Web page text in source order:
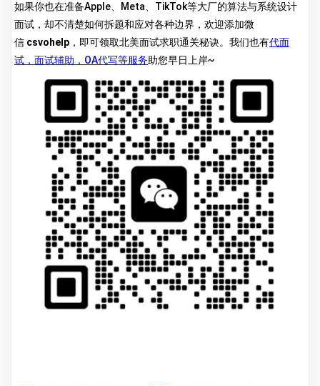
如果你也在准备Apple、Meta、TikTok等大厂的算法与系统设计
面试，却不清楚如何拆题和应对各种边界，欢迎添加微
信 csvohelp ，即可领取北美面试求职通关秘诀。我们也有代面
试，面试辅助，OA代写等服务助您早日上岸~